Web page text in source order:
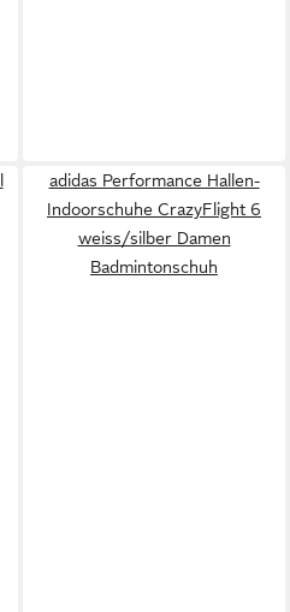
adidas Performance Hallen-
Indoorschuhe CrazyFlight 6
weiss/silber Damen
Badmintonschuh